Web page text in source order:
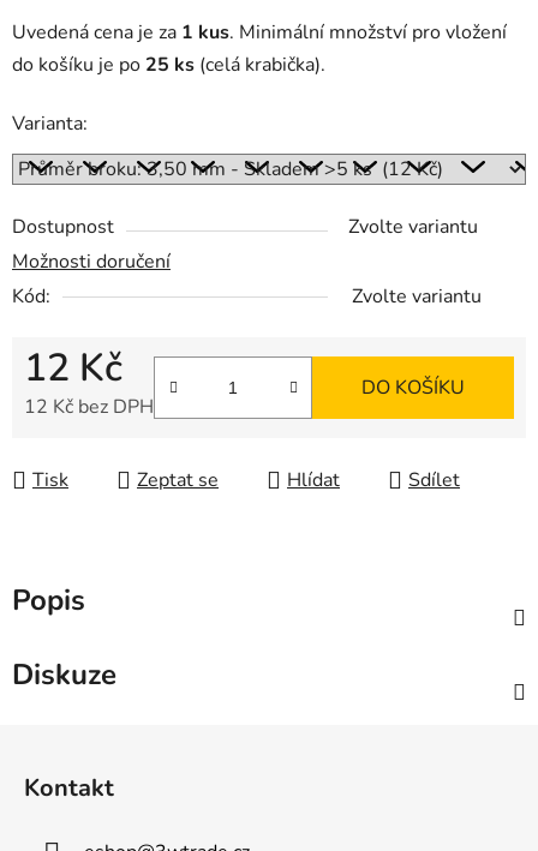
Uvedená cena je za 1 kus. Minimální množství pro vložení
do košíku je po 25 ks (celá krabička).
Varianta:
Dostupnost
Zvolte variantu
Možnosti doručení
Kód:
Zvolte variantu
12 Kč
12 Kč bez DPH
DO KOŠÍKU
Tisk Zeptat se Hlídat Sdílet
Popis
Diskuze
Kontakt